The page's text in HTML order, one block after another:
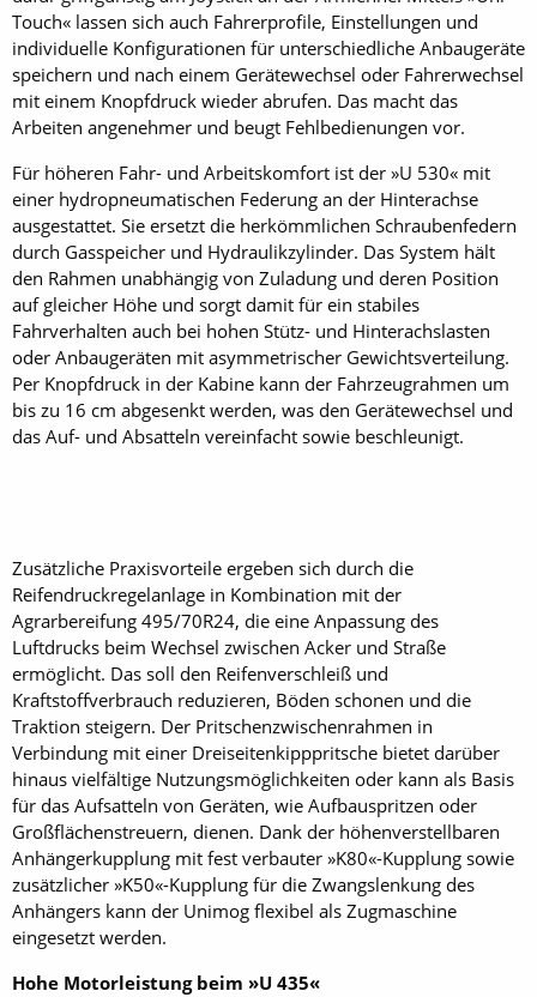
Touch« lassen sich auch Fahrerprofile, Einstellungen und
individuelle Konfigurationen für unterschiedliche Anbaugeräte
speichern und nach einem Gerätewechsel oder Fahrerwechsel
mit einem Knopfdruck wieder abrufen. Das macht das
Arbeiten angenehmer und beugt Fehlbedienungen vor.
Für höheren Fahr- und Arbeitskomfort ist der »U 530« mit
einer hydropneumatischen Federung an der Hinterachse
ausgestattet. Sie ersetzt die herkömmlichen Schraubenfedern
durch Gasspeicher und Hydraulikzylinder. Das System hält
den Rahmen unabhängig von Zuladung und deren Position
auf gleicher Höhe und sorgt damit für ein stabiles
Fahrverhalten auch bei hohen Stütz- und Hinterachslasten
oder Anbaugeräten mit asymmetrischer Gewichtsverteilung.
Per Knopfdruck in der Kabine kann der Fahrzeugrahmen um
bis zu 16 cm abgesenkt werden, was den Gerätewechsel und
das Auf- und Absatteln vereinfacht sowie beschleunigt.
Zusätzliche Praxisvorteile ergeben sich durch die
Reifendruckregelanlage in Kombination mit der
Agrarbereifung 495/70R24, die eine Anpassung des
Luftdrucks beim Wechsel zwischen Acker und Straße
ermöglicht. Das soll den Reifenverschleiß und
Kraftstoffverbrauch reduzieren, Böden schonen und die
Traktion steigern. Der Pritschenzwischenrahmen in
Verbindung mit einer ­Dreiseitenkipppritsche ­bietet darüber
hinaus vielfältige Nutzungsmöglichkeiten oder kann als Basis
für das Aufsatteln von Geräten, wie Aufbauspritzen oder
Großflächenstreuern, dienen. Dank der höhenverstellbaren
Anhängerkupplung mit fest verbauter »K80«-Kupplung sowie
zusätzlicher »K50«-Kupplung für die Zwangslenkung des
Anhängers kann der Unimog flexibel als Zugmaschine
eingesetzt werden.
Hohe Motorleistung beim »U 435«